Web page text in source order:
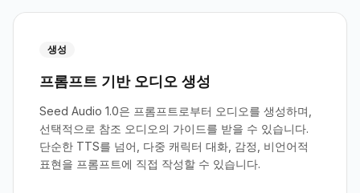
생성
프롬프트 기반 오디오 생성
Seed Audio 1.0은 프롬프트로부터 오디오를 생성하며,
선택적으로 참조 오디오의 가이드를 받을 수 있습니다.
단순한 TTS를 넘어, 다중 캐릭터 대화, 감정, 비언어적
표현을 프롬프트에 직접 작성할 수 있습니다.